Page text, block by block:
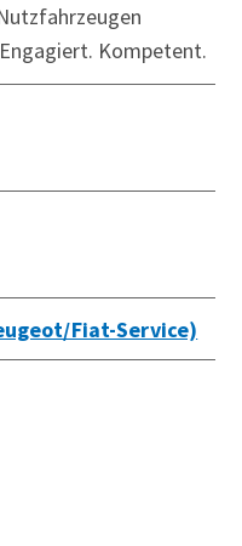
Kompetent.
Fiat-Service)